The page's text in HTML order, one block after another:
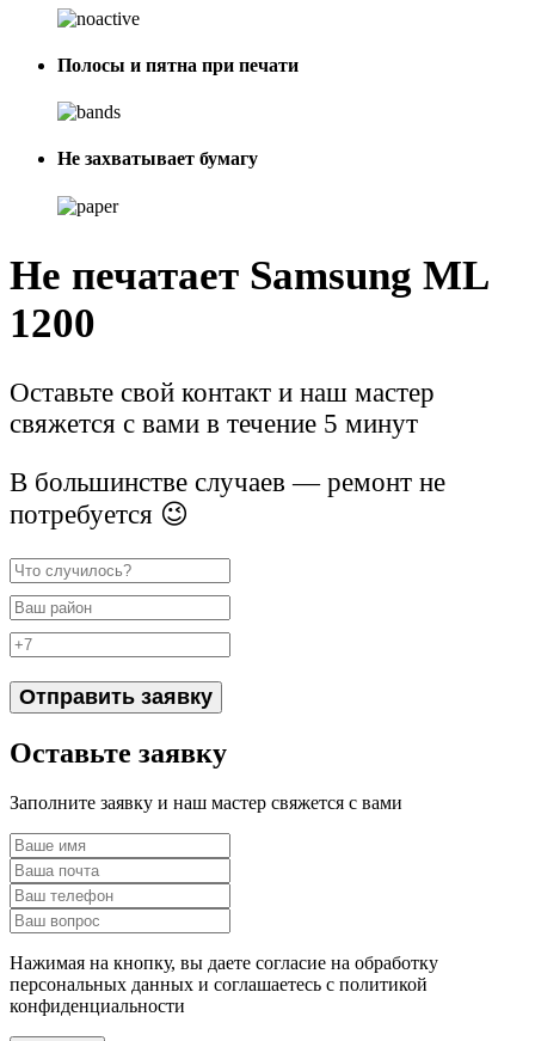
Полосы и пятна при печати
Не захватывает бумагу
Не печатает Samsung ML
1200
Оставьте свой контакт и наш мастер
свяжется с вами в течение 5 минут
В большинстве случаев — ремонт не
потребуется 😉
Отправить заявку
Оставьте заявку
Заполните заявку и наш мастер свяжется с вами
Нажимая на кнопку, вы даете согласие на обработку
персональных данных и соглашаетесь c политикой
конфиденциальности